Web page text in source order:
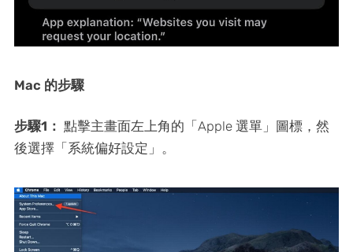
Mac 的步驟
步驟1： 點擊主畫面左上角的「Apple 選單」圖標，然
後選擇「系統偏好設定」。